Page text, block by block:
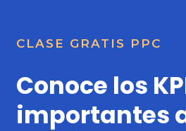
CLASE GRATIS PPC
Conoce los
importantes